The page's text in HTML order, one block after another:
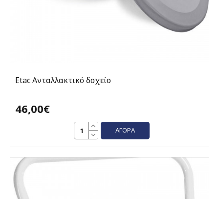
Etac Ανταλλακτικό δοχείο
46,00€
ΑΓΟΡΆ